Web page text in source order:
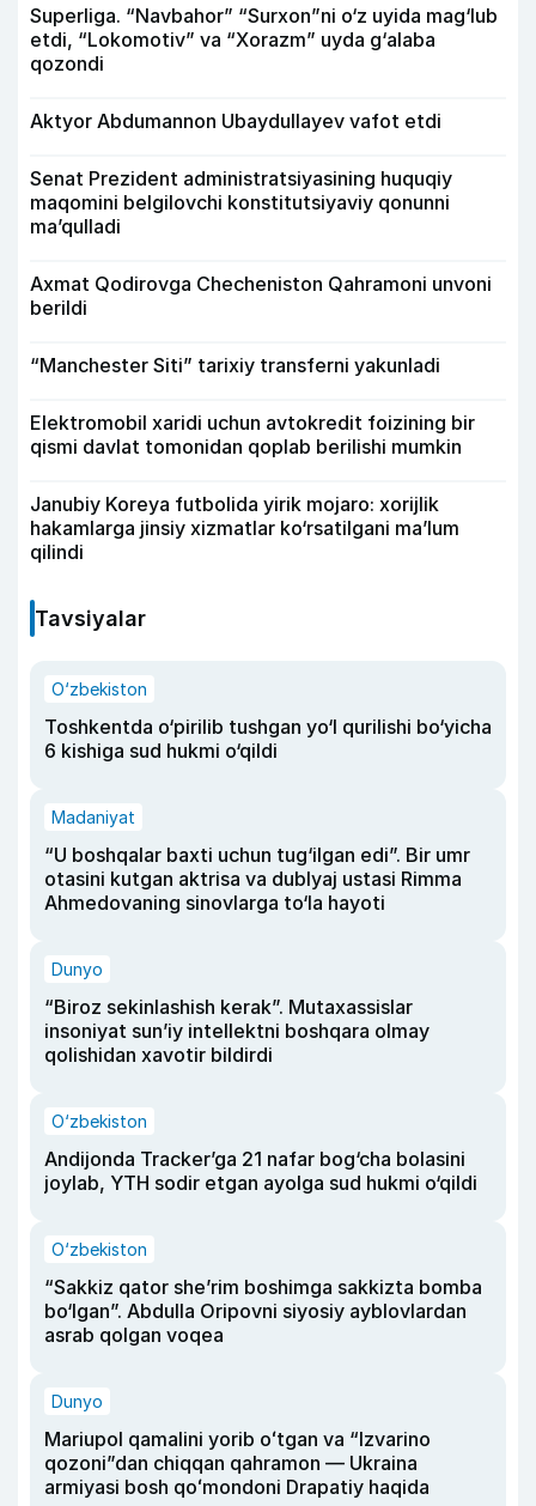
Superliga. “Navbahor” “Surxon”ni o‘z uyida mag‘lub
etdi, “Lokomotiv” va “Xorazm” uyda g‘alaba
qozondi
Aktyor Abdu­mannon Ubaydullayev vafot etdi
Senat Prezident administratsiyasining huquqiy
maqomini belgilovchi konstitutsiyaviy qonunni
ma’qulladi
Axmat Qodirovga Checheniston Qahramoni unvoni
berildi
“Manchester Siti” tarixiy transferni yakunladi
Elektromobil xaridi uchun avtokredit foizining bir
qismi davlat tomonidan qoplab berilishi mumkin
Janubiy Koreya futbolida yirik mojaro: xorijlik
hakamlarga jinsiy xizmatlar ko‘rsatilgani ma’lum
qilindi
Tavsiyalar
O‘zbekiston
Toshkentda o‘pirilib tushgan yo‘l qurilishi bo‘yicha
6 kishiga sud hukmi o‘qildi
Madaniyat
“U boshqalar baxti uchun tug‘ilgan edi”. Bir umr
otasini kutgan aktrisa va dublyaj ustasi Rimma
Ahmedovaning sinovlarga to‘la hayoti
Dunyo
“Biroz sekinlashish kerak”. Mutaxassislar
insoniyat sun’iy intellektni boshqara olmay
qolishidan xavotir bildirdi
O‘zbekiston
Andijonda Tracker’ga 21 nafar bog‘cha bolasini
joylab, YTH sodir etgan ayolga sud hukmi o‘qildi
O‘zbekiston
“Sakkiz qator she’rim boshimga sakkizta bomba
bo‘lgan”. Abdulla Oripovni siyosiy ayblovlardan
asrab qolgan voqea
Dunyo
Mariupol qamalini yorib oʻtgan va “Izvarino
qozoni”dan chiqqan qahramon — Ukraina
armiyasi bosh qoʻmondoni Drapatiy haqida